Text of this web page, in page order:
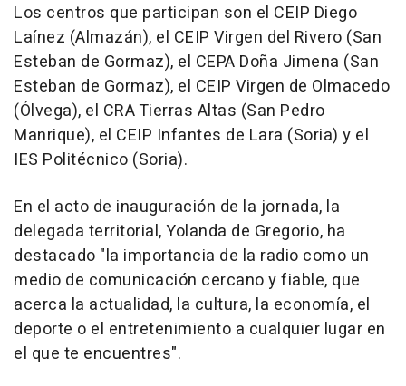
Los centros que participan son el CEIP Diego
Laínez (Almazán), el CEIP Virgen del Rivero (San
Esteban de Gormaz), el CEPA Doña Jimena (San
Esteban de Gormaz), el CEIP Virgen de Olmacedo
(Ólvega), el CRA Tierras Altas (San Pedro
Manrique), el CEIP Infantes de Lara (Soria) y el
IES Politécnico (Soria).
En el acto de inauguración de la jornada, la
delegada territorial, Yolanda de Gregorio, ha
destacado "la importancia de la radio como un
medio de comunicación cercano y fiable, que
acerca la actualidad, la cultura, la economía, el
deporte o el entretenimiento a cualquier lugar en
el que te encuentres".